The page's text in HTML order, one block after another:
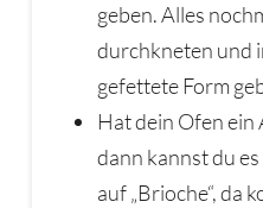
geben. Alles
durchkneten und
gefettete Form
Hat dein Ofen
dann kannst du
auf „Brioche“, da